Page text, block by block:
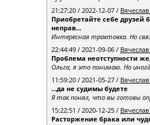
21:27:20 / 2022-12-07 /
Приобретайте себе друзей
неправ...
Интересная трактовка. Но
22:44:49 / 2021-09-06 /
Проблема неотступности
Ольга, я это понимаю. Но
11:59:20 / 2021-05-27 /
…да не судимы будете
Я так понял, что вы готовы
15:22:51 / 2020-12-25 /
Расторжение брака или